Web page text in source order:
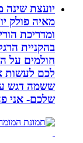
יועצת שינה מאיה
מאיה פולק
ומדריכת הורים
בהקניית הרגלי
חולמים על
לכם לעשות את
ששמה דגש על
שלכם- אני פה.